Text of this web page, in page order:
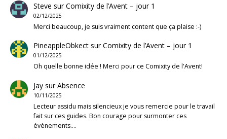
Steve surComixity de l’Avent – jour 1
02/12/2025
Merci beaucoup, je suis vraiment content que ça plaise :-)
PineappleObkectsurComixity de l’Avent – jour 1
01/12/2025
Oh quelle bonne idée ! Merci pour ce Comixity de l'Avent!
JaysurAbsence
10/11/2025
Lecteur assidu mais silencieux je vous remercie pour le travail
fait sur ces guides. Bon courage pour surmonter ces
évènements.…